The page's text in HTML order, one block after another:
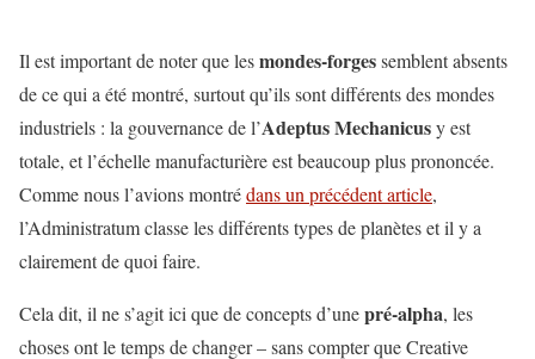
Il est important de noter que lesmondes-forgessemblent absents
de ce qui a été montré, surtout qu’ils sont différents des mondes
industriels : la gouvernance de l’Adeptus Mechanicusy est
totale, et l’échelle manufacturière est beaucoup plus prononcée.
Comme nous l’avions montrédans un précédent article,
l’Administratum classe les différents types de planètes et il y a
clairement de quoi faire.
Cela dit, il ne s’agit ici que de concepts d’unepré-alpha, les
choses ont le temps de changer – sans compter que Creative